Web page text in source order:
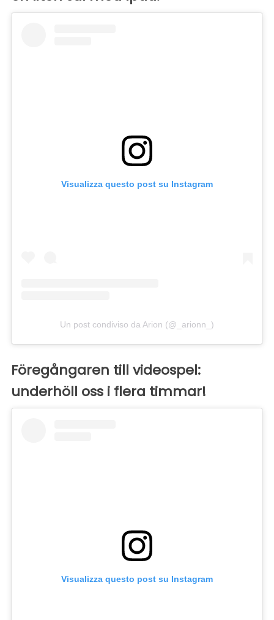
Visualizza questo post su Instagram
Un post condiviso da Arion (@_arionn_)
Föregångaren till videospel:
underhöll oss i flera timmar!
Visualizza questo post su Instagram